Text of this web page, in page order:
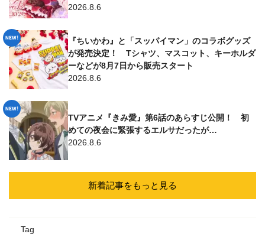
2026.8.6
『ちいかわ』と「スッパイマン」のコラボグッズ
が発売決定！ Tシャツ、マスコット、キーホルダ
ーなどが8月7日から販売スタート
2026.8.6
TVアニメ『きみ愛』第6話のあらすじ公開！ 初
めての夜会に緊張するエルサだったが…
2026.8.6
新着記事をもっと見る
Tag